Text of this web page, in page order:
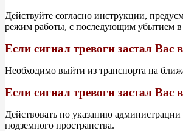
Действуйте согласно инструкции,
режим работы, с последующим убытием в
Если сигнал тревоги застал Вас
Необходимо выйти из транспорта на
Если сигнал тревоги застал Вас
Действовать по указанию
подземного пространства.